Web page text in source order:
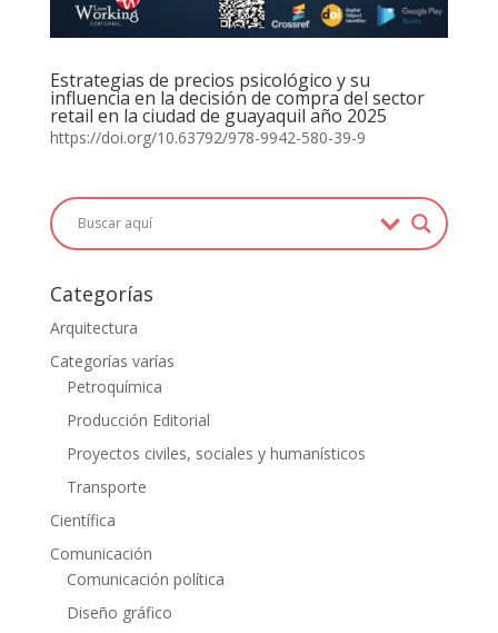
Estrategias de precios psicológico y su
influencia en la decisión de compra del sector
retail en la ciudad de guayaquil año 2025
https://doi.org/10.63792/978-9942-580-39-9
Categorías
Arquitectura
Categorías varías
Petroquímica
Producción Editorial
Proyectos civiles, sociales y humanísticos
Transporte
Científica
Comunicación
Comunicación política
Diseño gráfico